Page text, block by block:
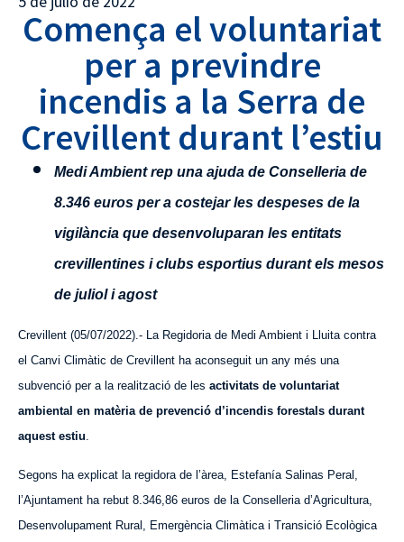
Comença el voluntariat
per a previndre
incendis a la Serra de
Crevillent durant l’estiu
Medi Ambient rep una ajuda de Conselleria de
8.346 euros per a costejar les despeses de la
vigilància que desenvoluparan les entitats
crevillentines i clubs esportius durant els mesos
de juliol i agost
Crevillent (05/07/2022).- La Regidoria de Medi Ambient i Lluita contra
el Canvi Climàtic de Crevillent ha aconseguit un any més una
subvenció per a la realització de les activitats de voluntariat
ambiental en matèria de prevenció d’incendis forestals durant
aquest estiu.
Segons ha explicat la regidora de l’àrea, Estefanía Salinas Peral,
l’Ajuntament ha rebut 8.346,86 euros de la Conselleria d’Agricultura,
Desenvolupament Rural, Emergència Climàtica i Transició Ecològica